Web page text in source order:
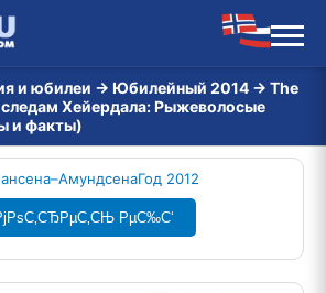
и юбилеи → Юбилейный 2014 → The
следам Хейердала: Рыжеволосые
и факты)
Год 2012
РµС‰С‘